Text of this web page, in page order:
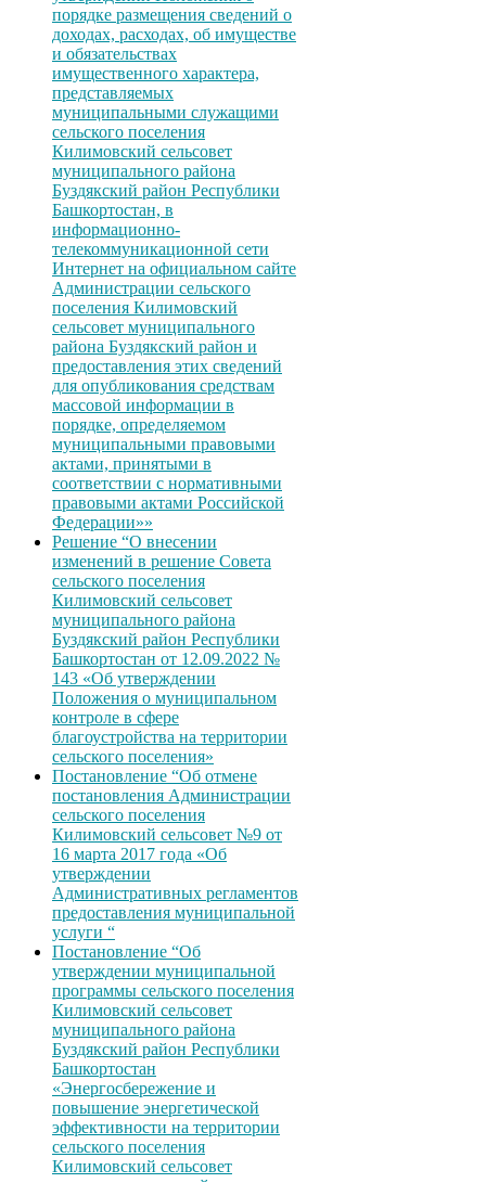
порядке размещения сведений о
доходах, расходах, об имуществе
и обязательствах
имущественного характера,
представляемых
муниципальными служащими
сельского поселения
Килимовский сельсовет
муниципального района
Буздякский район Республики
Башкортостан, в
информационно-
телекоммуникационной сети
Интернет на официальном сайте
Администрации сельского
поселения Килимовский
сельсовет муниципального
района Буздякский район и
предоставления этих сведений
для опубликования средствам
массовой информации в
порядке, определяемом
муниципальными правовыми
актами, принятыми в
соответствии с нормативными
правовыми актами Российской
Федерации»»
Решение “О внесении
изменений в решение Совета
сельского поселения
Килимовский сельсовет
муниципального района
Буздякский район Республики
Башкортостан от 12.09.2022 №
143 «Об утверждении
Положения о муниципальном
контроле в сфере
благоустройства на территории
сельского поселения»
Постановление “Об отмене
постановления Администрации
сельского поселения
Килимовский сельсовет №9 от
16 марта 2017 года «Об
утверждении
Административных регламентов
предоставления муниципальной
услуги “
Постановление “Об
утверждении муниципальной
программы сельского поселения
Килимовский сельсовет
муниципального района
Буздякский район Республики
Башкортостан
«Энергосбережение и
повышение энергетической
эффективности на территории
сельского поселения
Килимовский сельсовет